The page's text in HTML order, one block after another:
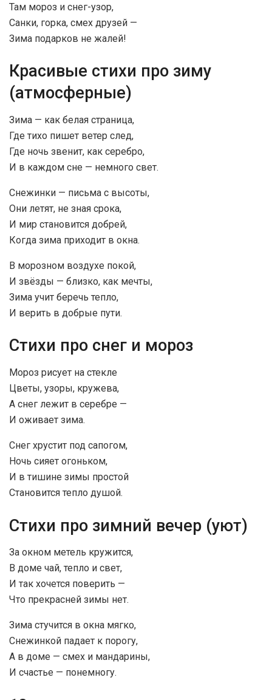
Там мороз и снег-узор,
Санки, горка, смех друзей —
Зима подарков не жалей!
Красивые стихи про зиму
(атмосферные)
Зима — как белая страница,
Где тихо пишет ветер след,
Где ночь звенит, как серебро,
И в каждом сне — немного свет.
Снежинки — письма с высоты,
Они летят, не зная срока,
И мир становится добрей,
Когда зима приходит в окна.
В морозном воздухе покой,
И звёзды — близко, как мечты,
Зима учит беречь тепло,
И верить в добрые пути.
Стихи про снег и мороз
Мороз рисует на стекле
Цветы, узоры, кружева,
А снег лежит в серебре —
И оживает зима.
Снег хрустит под сапогом,
Ночь сияет огоньком,
И в тишине зимы простой
Становится тепло душой.
Стихи про зимний вечер (уют)
За окном метель кружится,
В доме чай, тепло и свет,
И так хочется поверить —
Что прекрасней зимы нет.
Зима стучится в окна мягко,
Снежинкой падает к порогу,
А в доме — смех и мандарины,
И счастье — понемногу.